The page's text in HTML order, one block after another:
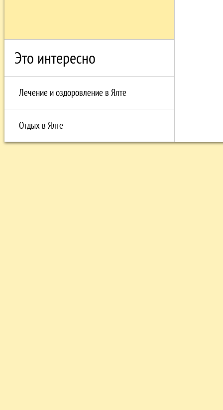
Это интересно
Лечение и оздоровление в Ялте
Отдых в Ялте